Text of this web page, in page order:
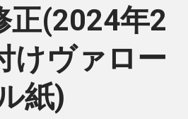
正(2024年2
けヴァロー
紙)